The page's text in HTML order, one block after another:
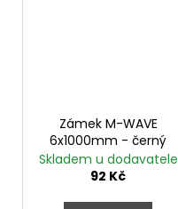
Zámek M-WAVE
6x1000mm - černý
Skladem u dodavatele
92 Kč